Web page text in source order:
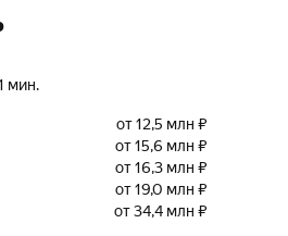
мин.
от 12,5 млн ₽
от 15,6 млн ₽
от 16,3 млн ₽
от 19,0 млн ₽
от 34,4 млн ₽